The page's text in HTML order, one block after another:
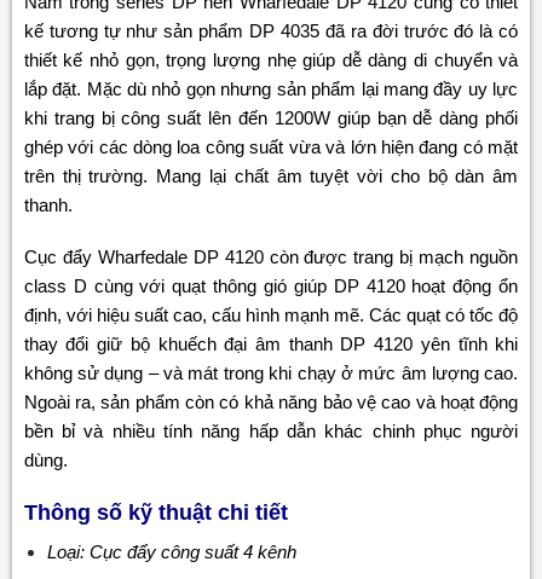
kế tương tự như sản phẩm DP 4035 đã ra đời trước đó là có
thiết kế nhỏ gọn, trọng lượng nhẹ giúp dễ dàng di chuyển và
lắp đặt. Mặc dù nhỏ gọn nhưng sản phẩm lại mang đầy uy lực
khi trang bị công suất lên đến 1200W giúp bạn dễ dàng phối
ghép với các dòng loa công suất vừa và lớn hiện đang có mặt
trên thị trường. Mang lại chất âm tuyệt vời cho bộ dàn âm
thanh.
Cục đẩy Wharfedale DP 4120 còn được trang bị mạch nguồn
class D cùng với quạt thông gió giúp DP 4120 hoạt động ổn
định, với hiệu suất cao, cấu hình mạnh mẽ. Các quạt có tốc độ
thay đổi giữ bộ khuếch đại âm thanh DP 4120 yên tĩnh khi
không sử dụng – và mát trong khi chạy ở mức âm lượng cao.
Ngoài ra, sản phẩm còn có khả năng bảo vệ cao và hoạt động
bền bỉ và nhiều tính năng hấp dẫn khác chinh phục người
dùng.
Thông số kỹ thuật chi tiết
Loại: Cục đẩy công suất 4 kênh